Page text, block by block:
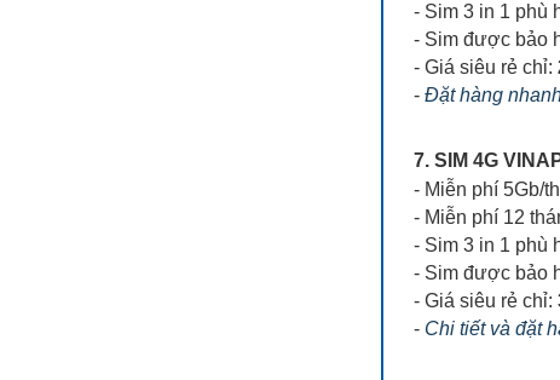
- Sim 3 in 1 phù
- Sim được bảo
- Giá siêu rẻ chỉ:
- Đặt hàng
7. SIM 4G
- Miễn phí 5Gb/
- Miễn phí 12
- Sim 3 in 1 phù
- Sim được bảo
- Giá siêu rẻ chỉ:
- Chi tiết và đặt